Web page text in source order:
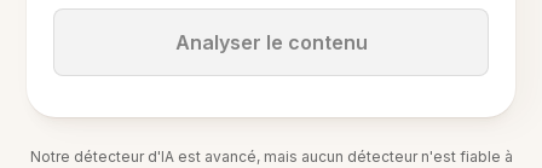
Analyser le contenu
Notre détecteur d'IA est avancé, mais aucun détecteur n'est fiable à